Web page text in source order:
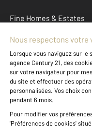
Fine Homes & Estates
À propos
International
Nous contacter